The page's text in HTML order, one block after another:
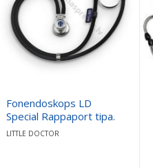
Fonendoskops LD
Special Rappaport tipa.
LITTLE DOCTOR